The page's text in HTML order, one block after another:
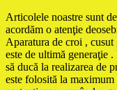
Articolele noastre sunt
acordăm o atenţie
Aparatura de croi ,
este de ultimă generaţie
să ducă la realizarea de
este folosită la